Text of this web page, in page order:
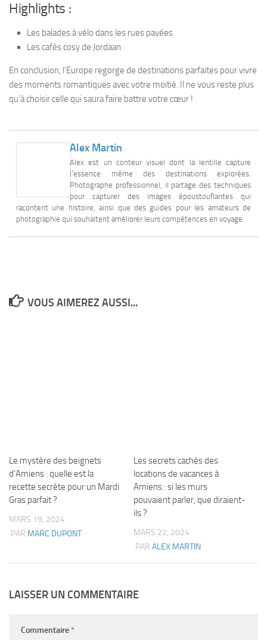
Highlights :
Les balades à vélo dans les rues pavées
Les cafés cosy de Jordaan
En conclusion, l’Europe regorge de destinations parfaites pour vivre
des moments romantiques avec votre moitié. Il ne vous reste plus
qu’à choisir celle qui saura faire battre votre cœur !
Alex Martin
Alex est un conteur visuel dont la lentille capture
l’essence même des destinations explorées.
Photographe professionnel, il partage des techniques
pour capturer des images époustouflantes qui
racontent une histoire, ainsi que des guides pour les amateurs de
photographie qui souhaitent améliorer leurs compétences en voyage.
VOUS AIMEREZ AUSSI...
Le mystère des beignets
d’Amiens : quelle est la
recette secrète pour un Mardi
Gras parfait ?
MARS 19, 2024
PAR MARC DUPONT
Les secrets cachés des
locations de vacances à
Amiens : si les murs
pouvaient parler, que diraient-
ils ?
MARS 22, 2024
PAR ALEX MARTIN
LAISSER UN COMMENTAIRE
Commentaire*